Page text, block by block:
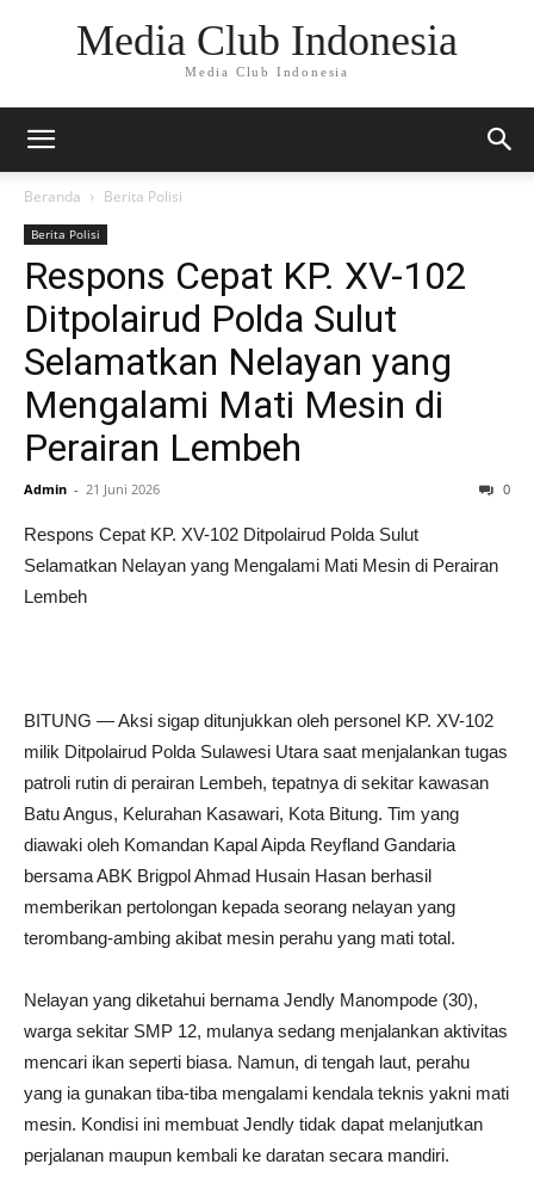
Media Club Indonesia
Media Club Indonesia
Beranda Berita Polisi
Berita Polisi
Respons Cepat KP. XV-102
Ditpolairud Polda Sulut
Selamatkan Nelayan yang
Mengalami Mati Mesin di
Perairan Lembeh
Admin - 21 Juni 2026 0
Respons Cepat KP. XV-102 Ditpolairud Polda Sulut
Selamatkan Nelayan yang Mengalami Mati Mesin di Perairan
Lembeh
BITUNG — Aksi sigap ditunjukkan oleh personel KP. XV-102
milik Ditpolairud Polda Sulawesi Utara saat menjalankan tugas
patroli rutin di perairan Lembeh, tepatnya di sekitar kawasan
Batu Angus, Kelurahan Kasawari, Kota Bitung. Tim yang
diawaki oleh Komandan Kapal Aipda Reyfland Gandaria
bersama ABK Brigpol Ahmad Husain Hasan berhasil
memberikan pertolongan kepada seorang nelayan yang
terombang-ambing akibat mesin perahu yang mati total.
Nelayan yang diketahui bernama Jendly Manompode (30),
warga sekitar SMP 12, mulanya sedang menjalankan aktivitas
mencari ikan seperti biasa. Namun, di tengah laut, perahu
yang ia gunakan tiba-tiba mengalami kendala teknis yakni mati
mesin. Kondisi ini membuat Jendly tidak dapat melanjutkan
perjalanan maupun kembali ke daratan secara mandiri.